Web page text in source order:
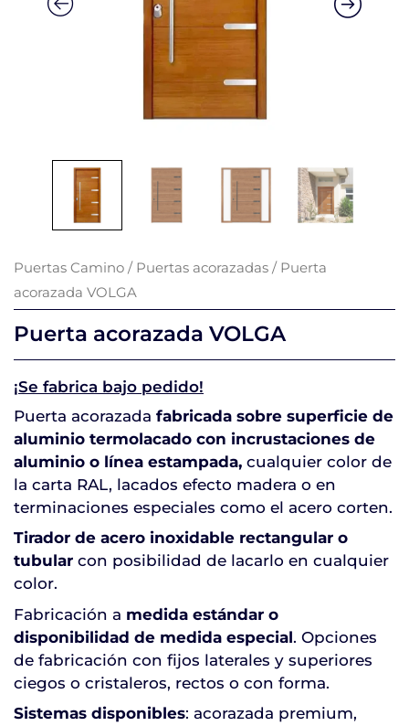
Puertas Camino / Puertas acorazadas / Puerta
acorazada VOLGA
Puerta acorazada VOLGA
¡Se fabrica bajo pedido!
Puerta acorazada fabricada sobre superficie de
aluminio termolacado con incrustaciones de
aluminio o línea estampada, cualquier color de
la carta RAL, lacados efecto madera o en
terminaciones especiales como el acero corten.
Tirador de acero inoxidable rectangular o
tubular con posibilidad de lacarlo en cualquier
color.
Fabricación a medida estándar o
disponibilidad de medida especial. Opciones
de fabricación con fijos laterales y superiores
ciegos o cristaleros, rectos o con forma.
Sistemas disponibles: acorazada premium,